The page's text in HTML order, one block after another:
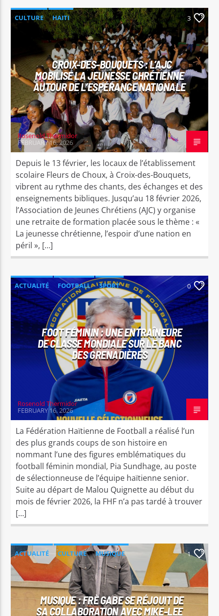
CULTURE HAITI 3
CROIX-DES-BOUQUETS : L’AJC
MOBILISE LA JEUNESSE CHRÉTIENNE
AUTOUR DE L’ESPÉRANCE NATIONALE
Rosenold Thermidor
FEBRUARY 16, 2026
Depuis le 13 février, les locaux de l’établissement
scolaire Fleurs de Choux, à Croix-des-Bouquets,
vibrent au rythme des chants, des échanges et des
enseignements bibliques. Jusqu’au 18 février 2026,
l’Association de Jeunes Chrétiens (AJC) y organise
une retraite de formation placée sous le thème : «
La jeunesse chrétienne, l’espoir d’une nation en
péril », […]
ACTUALITÉ FOOTBALL SPORT 0
FOOT FÉMININ : UNE ENTRAÎNEURE
DE CLASSE MONDIALE SUR LE BANC
DES GRENADIÈRES
Rosenold Thermidor
FEBRUARY 16, 2026
La Fédération Haïtienne de Football a réalisé l’un
des plus grands coups de son histoire en
nommant l’une des figures emblématiques du
football féminin mondial, Pia Sundhage, au poste
de sélectionneuse de l’équipe haïtienne senior.
Suite au départ de Malou Quignette au début du
mois de février 2026, la FHF n’a pas tardé à trouver
[…]
ACTUALITÉ CULTURE MUSIQUE 1
MUSIQUE : FRÈ GABE SE RÉJOUIT DE
SA COLLABORATION AVEC MIKE-LEE